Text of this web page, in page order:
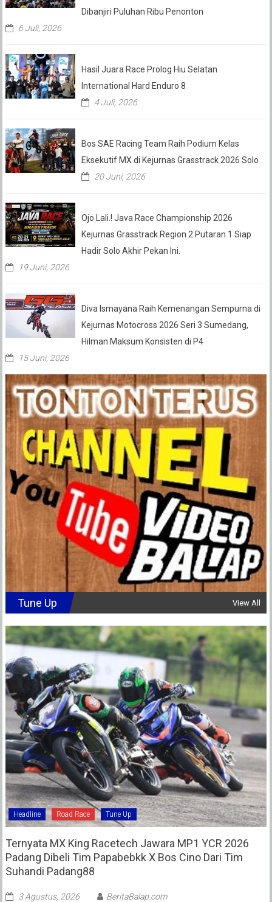
Dibanjiri Puluhan Ribu Penonton
6 Juli, 2026
Hasil Juara Race Prolog Hiu Selatan
International Hard Enduro 8
4 Juli, 2026
Bos SAE Racing Team Raih Podium Kelas
Eksekutif MX di Kejurnas Grasstrack 2026 Solo
20 Juni, 2026
Ojo Lali.! Java Race Championship 2026
Kejurnas Grasstrack Region 2 Putaran 1 Siap
Hadir Solo Akhir Pekan Ini.
19 Juni, 2026
Diva Ismayana Raih Kemenangan Sempurna di
Kejurnas Motocross 2026 Seri 3 Sumedang,
Hilman Maksum Konsisten di P4
15 Juni, 2026
Tune Up View All
Headline Road Race Tune Up
Ternyata MX King Racetech Jawara MP1 YCR 2026
Padang Dibeli Tim Papabebkk X Bos Cino Dari Tim
Suhandi Padang88
3 Agustus, 2026 BeritaBalap.com